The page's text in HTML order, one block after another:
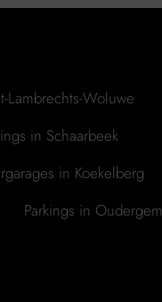
Lambrechts-Woluwe
in Schaarbeek
in Koekelberg
Parkings in Oudergem